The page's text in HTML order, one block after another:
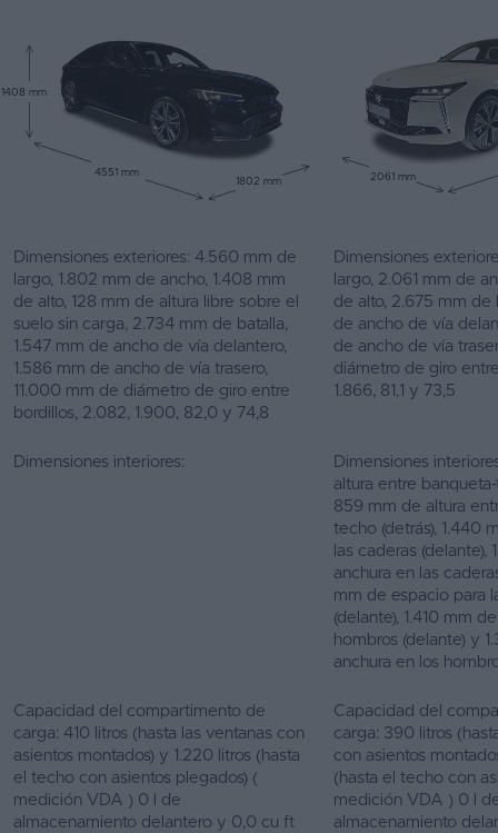
1408 mm
4551 mm
1802 mm 2061 mm
Dimensiones exteriores: 4.560 mm de
largo, 1.802 mm de ancho, 1.408 mm
de alto, 128 mm de altura libre sobre el
suelo sin carga, 2.734 mm de batalla,
1.547 mm de ancho de vía delantero,
1.586 mm de ancho de vía trasero,
11.000 mm de diámetro de giro entre
bordillos, 2.082, 1.900, 82,0 y 74,8
Dimensiones
largo, 2.061 mm de
de alto, 2.675 mm de
de ancho de vía
de ancho de vía
diámetro de giro
1.866, 81,1 y 73,5
Dimensiones interiores:
Dimensiones
altura entre
859 mm de altura
techo (detrás), 1.440
las caderas (delante),
anchura en las
mm de espacio para
(delante), 1.410 mm
hombros (delante) y
anchura en los
Capacidad del compartimento de
carga: 410 litros (hasta las ventanas con
asientos montados) y 1.220 litros (hasta
el techo con asientos plegados) (
medición VDA ) 0 l de
almacenamiento delantero y 0,0 cu ft
Capacidad del
carga: 390 litros
con asientos
(hasta el techo con
medición VDA ) 0 l
almacenamiento